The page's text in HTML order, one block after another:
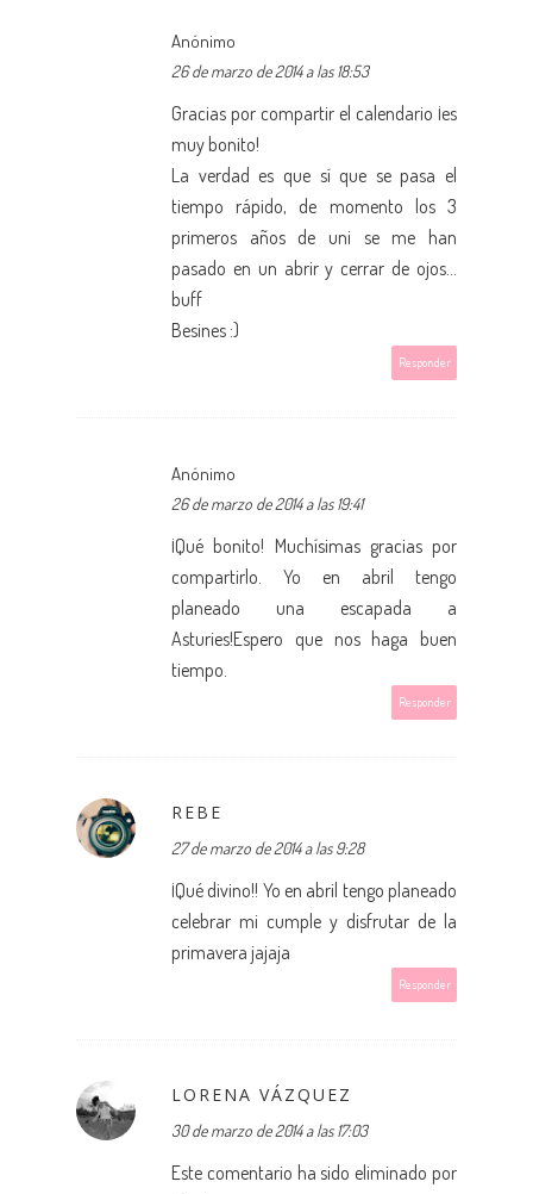
Anónimo
26 de marzo de 2014 a las 18:53
Gracias por compartir el calendario ¡es
muy bonito!
La verdad es que sí que se pasa el
tiempo rápido, de momento los 3
primeros años de uni se me han
pasado en un abrir y cerrar de ojos...
buff
Besines :)
Responder
Anónimo
26 de marzo de 2014 a las 19:41
¡Qué bonito! Muchísimas gracias por
compartirlo. Yo en abril tengo
planeado una escapada a
Asturies!Espero que nos haga buen
tiempo.
Responder
REBE
27 de marzo de 2014 a las 9:28
¡Qué divino!! Yo en abril tengo planeado
celebrar mi cumple y disfrutar de la
primavera jajaja
Responder
LORENA VÁZQUEZ
30 de marzo de 2014 a las 17:03
Este comentario ha sido eliminado por